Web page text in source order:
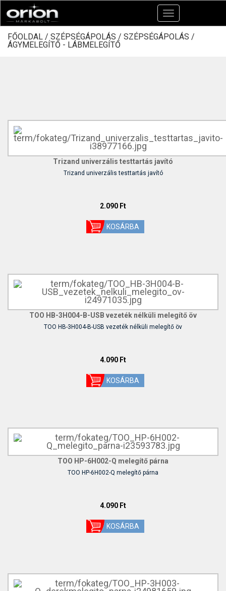
Toggle
navigation
FŐOLDAL / SZÉPSÉGÁPOLÁS / SZÉPSÉGÁPOLÁS /
ÁGYMELEGÍTŐ - LÁBMELEGÍTŐ
Trizand univerzális testtartás javító
Trizand univerzális testtartás javító
2.090 Ft
TOO HB-3H004-B-USB vezeték nélküli melegítő öv
TOO HB-3H004-B-USB vezeték nélküli melegítő öv
4.090 Ft
TOO HP-6H002-Q melegítő párna
TOO HP-6H002-Q melegítő párna
4.090 Ft